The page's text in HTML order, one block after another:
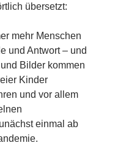
übersetzt:
mehr Menschen
und Antwort – und
Bilder kommen
Kinder
und vor allem
einmal ab